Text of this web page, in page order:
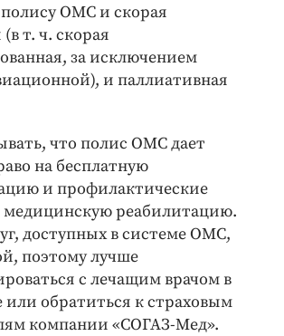
ОМС и скорая
т. ч. скорая
за исключением
и паллиативная
что полис ОМС дает
на бесплатную
и профилактические
реабилитацию.
доступных в системе ОМС,
поэтому лучше
с лечащим врачом в
обратиться к страховым
компании «СОГАЗ-Мед».